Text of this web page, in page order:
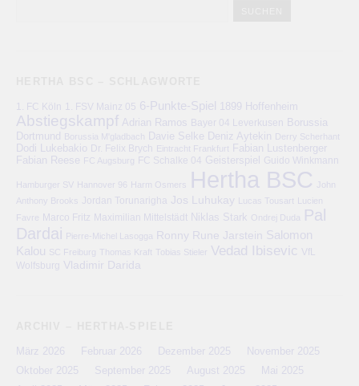
1. FC Köln 1. FSV Mainz 05 6-Punkte-Spiel 1899 Hoffenheim
Abstiegskampf Adrian Ramos Bayer 04 Leverkusen
Borussia
Dortmund
Borussia M'gladbach Davie Selke Deniz Aytekin Derry Scherhant
Dodi Lukebakio Dr. Felix Brych Eintracht Frankfurt
Fabian Lustenberger
Fabian Reese FC Augsburg FC Schalke 04 Geisterspiel Guido Winkmann
Hamburger SV Hannover 96 Harm Osmers Hertha BSC
John
Anthony Brooks
Jordan Torunarigha Jos Luhukay Lucas Tousart Lucien
Favre
Marco Fritz Maximilian Mittelstädt Niklas Stark Ondrej Duda Pal
Dardai Pierre-Michel Lasogga Ronny Rune Jarstein Salomon
Kalou SC Freiburg Thomas Kraft Tobias Stieler Vedad Ibisevic
VfL
Wolfsburg
Vladimir Darida
März 2026 Februar 2026 Dezember 2025
November 2025
Oktober 2025
September 2025 August 2025
Mai 2025